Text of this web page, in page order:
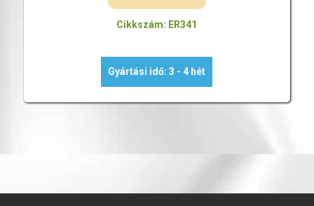
Cikkszám: ER341
Gyártási idő: 3 - 4 hét